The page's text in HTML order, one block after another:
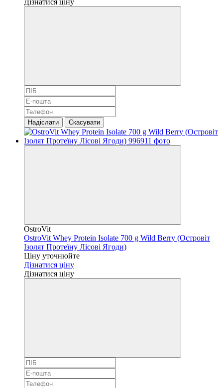
Надіслати Скасувати
OstroVit
OstroVit Whey Protein Isolate 700 g Wild Berry (Островіт
Ізолят Протеїну Лісові Ягоди)
Ціну уточнюйте
Дізнатися ціну
Дізнатися ціну